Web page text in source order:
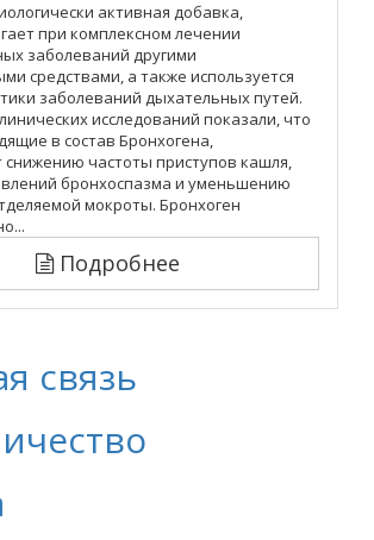
активная добавка,
при комплексном лечении
заболеваний другими
средствами, а также используется
заболеваний дыхательных путей.
исследований показали, что
в состав Бронхогена,
снижению частоты приступов кашля,
бронхоспазма и уменьшению
мокроты. Бронхоген
Подробнее
связь